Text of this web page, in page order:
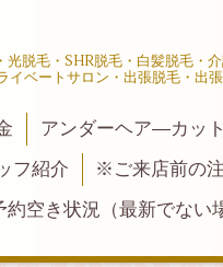
脱毛・SHR脱毛・白髪脱毛・
ベートサロン・出張脱毛・出
アンダーヘア―カッ
フ紹介
※ご来店前の
約空き状況（最新でない